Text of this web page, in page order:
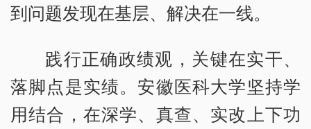
到问题发现在基层、解决在一线。
践行正确政绩观，关键在实干、
落脚点是实绩。安徽医科大学坚持学
用结合，在深学、真查、实改上下功